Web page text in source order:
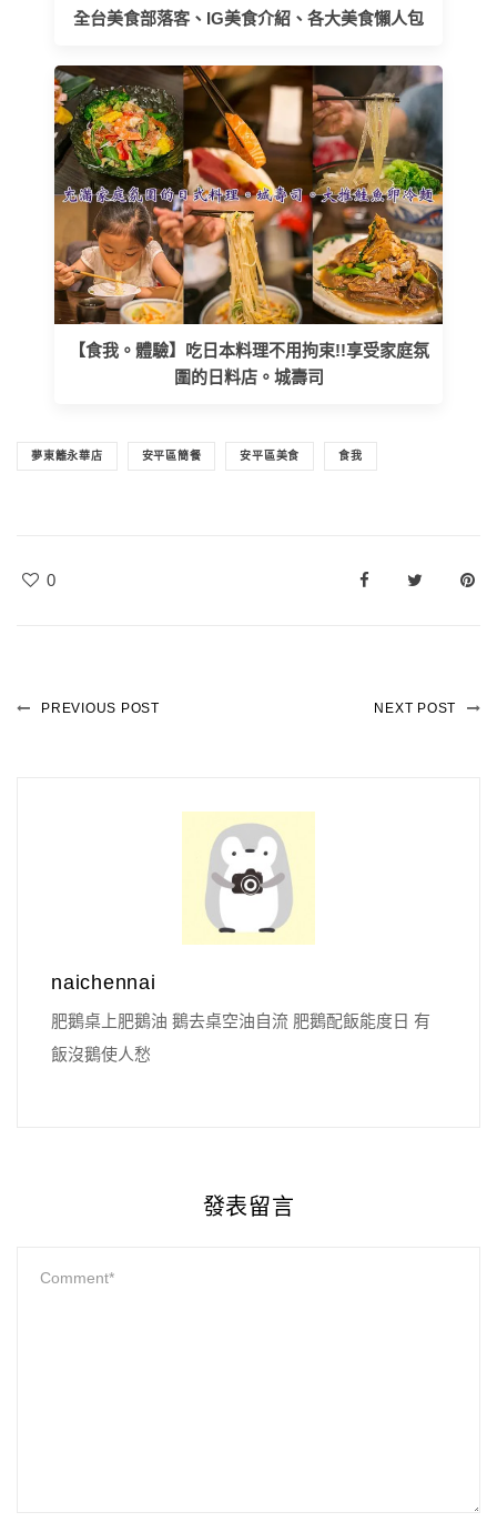
全台美食部落客、IG美食介紹、各大美食懶人包
【食我。體驗】吃日本料理不用拘束!!享受家庭氛
圍的日料店。城壽司
夢東籬永華店 安平區簡餐 安平區美食 食我
0
PREVIOUS POST NEXT POST
naichennai
肥鵝桌上肥鵝油 鵝去桌空油自流 肥鵝配飯能度日 有
飯沒鵝使人愁
發表留言